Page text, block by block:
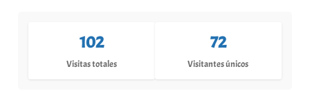
102
Visitas totales
72
Visitantes únicos